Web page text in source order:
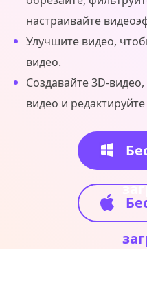
настраивайте
Улучшите видео,
видео.
Создавайте 3D-
видео и редактируйте